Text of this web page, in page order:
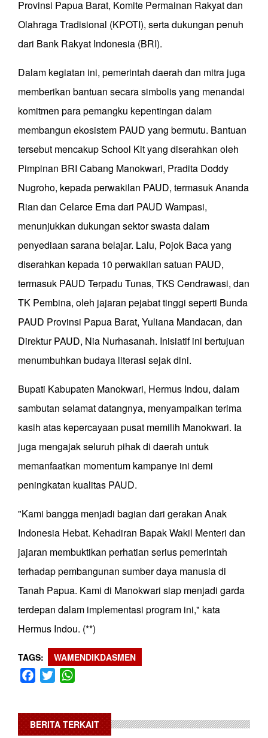
Provinsi Papua Barat, Komite Permainan Rakyat dan
Olahraga Tradisional (KPOTI), serta dukungan penuh
dari Bank Rakyat Indonesia (BRI).
Dalam kegiatan ini, pemerintah daerah dan mitra juga
memberikan bantuan secara simbolis yang menandai
komitmen para pemangku kepentingan dalam
membangun ekosistem PAUD yang bermutu. Bantuan
tersebut mencakup School Kit yang diserahkan oleh
Pimpinan BRI Cabang Manokwari, Pradita Doddy
Nugroho, kepada perwakilan PAUD, termasuk Ananda
Rian dan Celarce Erna dari PAUD Wampasi,
menunjukkan dukungan sektor swasta dalam
penyediaan sarana belajar. Lalu, Pojok Baca yang
diserahkan kepada 10 perwakilan satuan PAUD,
termasuk PAUD Terpadu Tunas, TKS Cendrawasi, dan
TK Pembina, oleh jajaran pejabat tinggi seperti Bunda
PAUD Provinsi Papua Barat, Yuliana Mandacan, dan
Direktur PAUD, Nia Nurhasanah. Inisiatif ini bertujuan
menumbuhkan budaya literasi sejak dini.
Bupati Kabupaten Manokwari, Hermus Indou, dalam
sambutan selamat datangnya, menyampaikan terima
kasih atas kepercayaan pusat memilih Manokwari. Ia
juga mengajak seluruh pihak di daerah untuk
memanfaatkan momentum kampanye ini demi
peningkatan kualitas PAUD.
"Kami bangga menjadi bagian dari gerakan Anak
Indonesia Hebat. Kehadiran Bapak Wakil Menteri dan
jajaran membuktikan perhatian serius pemerintah
terhadap pembangunan sumber daya manusia di
Tanah Papua. Kami di Manokwari siap menjadi garda
terdepan dalam implementasi program ini," kata
Hermus Indou. (**)
TAGS WAMENDIKDASMEN
Facebook
Twitter
BERITA TERKAIT